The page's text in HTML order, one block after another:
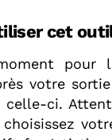
cet
pour
votre
celle-ci.
choisissez